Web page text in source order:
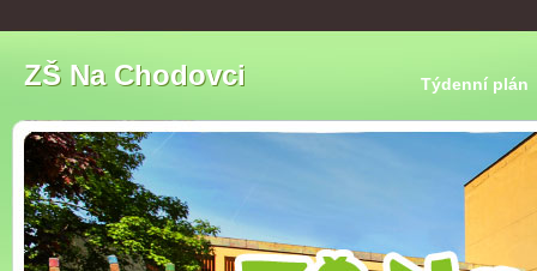
ZŠ Na Chodovci Týdenní plán